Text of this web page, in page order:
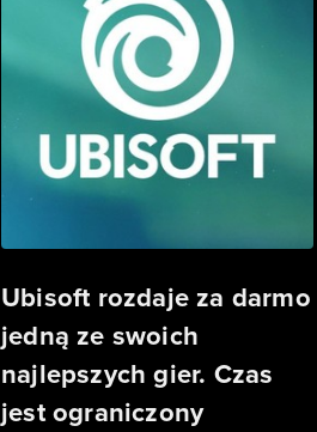
Ubisoft rozdaje za darmo
jedną ze swoich
najlepszych gier. Czas
jest ograniczony